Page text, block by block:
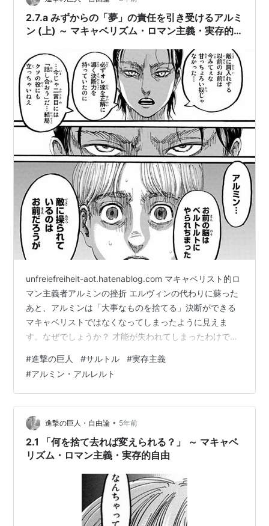
すこ…
2.7.a みずからの「夢」の責任を引き受けるアルミ
ン (上) ～ マキャベリズム・ロマン主義・実存的
unfreiefreiheit-aot.hatenablog.com マキャベリスト的ロ
マン主義者アルミンの挫折 エルヴィンの代わりに蘇った
あと、アルミンは「大事なものを捨てる」決断ができる
マキャベリストではなくなってしまったように見えま
す。なぜでしょうか？ 才能が失われてしまったわけでは
の作戦立案能力を発揮しました。 それにもかかわらず、
アルミンはつねに、エルヴィン団長の代わりという立場
を負い目に感じています。 エルヴィンの代わりは務まら
なくても自分自身の特性を活かせ、仲間だけでなく「お
前自身」を後悔させるな（大意）というリヴァイの励ま
しも（…
#進撃の巨人 #サルトル #実存主義
#アルミン・アルレルト
進撃の巨人・自由論 • 5年前
2.1 「何を捨て去れば変えられる？」 ～ マキャベ
リズム・ロマン主義・実存的自由